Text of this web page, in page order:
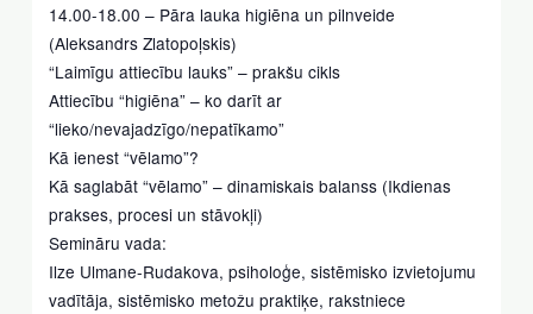
14.00-18.00 – Pāra lauka higiēna un pilnveide
(Aleksandrs Zlatopoļskis)
“Laimīgu attiecību lauks” – prakšu cikls
Attiecību “higiēna” – ko darīt ar
“lieko/nevajadzīgo/nepatīkamo”
Kā ienest “vēlamo”?
Kā saglabāt “vēlamo” – dinamiskais balanss (Ikdienas
prakses, procesi un stāvokļi)
Semināru vada:
Ilze Ulmane-Rudakova, psiholoģe, sistēmisko izvietojumu
vadītāja, sistēmisko metožu praktiķe, rakstniece